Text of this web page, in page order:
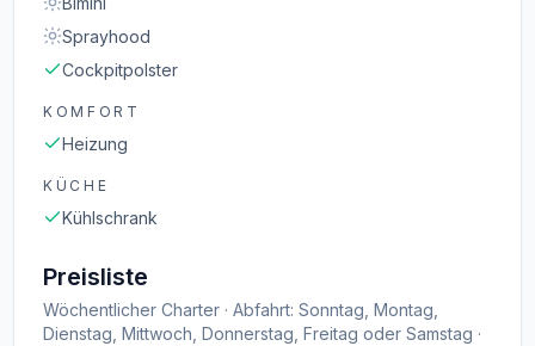
Sprayhood
Cockpitpolster
KOMFORT
Heizung
KÜCHE
Kühlschrank
Preisliste
Wöchentlicher Charter · Abfahrt: Sonntag, Montag,
Dienstag, Mittwoch, Donnerstag, Freitag oder Samstag ·